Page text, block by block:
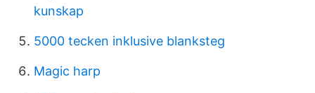
kunskap
5000 tecken inklusive blanksteg
Magic harp